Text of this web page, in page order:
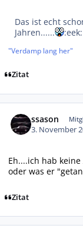
Das ist echt
Jahren......
:eek:
"Verdamp lang her"
Zitat
ssason
3. November
Eh....ich hab
oder was er
Zitat